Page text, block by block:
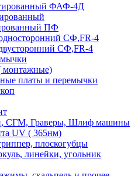
ФАФ-4Д
ПФ
CФ,FR-4
СФ,FR-4
монтажные)
платы и перемычки
СГМ, Граверы, Шлиф машины
UV ( 365нм)
плоскогубцы
линейки, угольник